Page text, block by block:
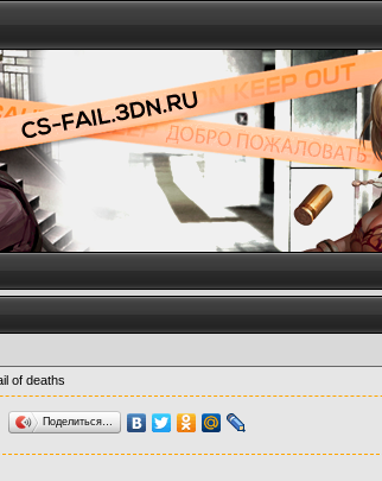
of deaths
Поделиться…